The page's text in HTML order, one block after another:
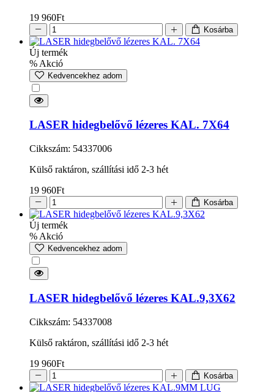
19 960Ft
Kosárba
Új termék
% Akció
Kedvencekhez adom
LASER hidegbelővő lézeres KAL. 7X64
Cikkszám: 54337006
Külső raktáron, szállítási idő 2-3 hét
19 960Ft
Kosárba
Új termék
% Akció
Kedvencekhez adom
LASER hidegbelővő lézeres KAL.9,3X62
Cikkszám: 54337008
Külső raktáron, szállítási idő 2-3 hét
19 960Ft
Kosárba